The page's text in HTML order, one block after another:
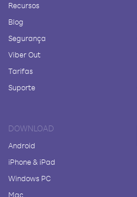
Recursos
Blog
Segurança
Viber Out
Tarifas
Suporte
DOWNLOAD
Android
iPhone & iPad
Windows PC
Mac